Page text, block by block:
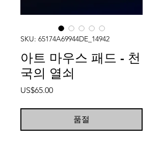
SKU: 65174A69944DE_14942
아트 마우스 패드 - 천
국의 열쇠
US$65.00가
품절